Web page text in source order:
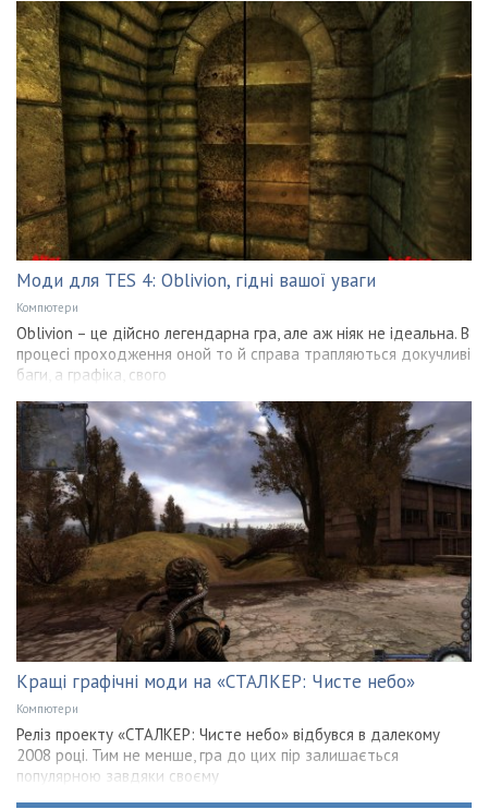
Моди для TES 4: Oblivion, гідні вашої уваги
Компютери
Oblivion – це дійсно легендарна гра, але аж ніяк не ідеальна. В
процесі проходження оной то й справа трапляються докучливі
баги, а графіка, свого
Кращі графічні моди на «СТАЛКЕР: Чисте небо»
Компютери
Реліз проекту «СТАЛКЕР: Чисте небо» відбувся в далекому
2008 році. Тим не менше, гра до цих пір залишається
популярною завдяки своєму